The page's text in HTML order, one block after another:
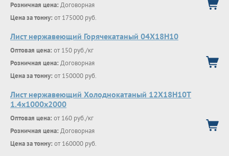
Розничная цена: Договорная
Цена за тонну: от 175000 руб.
Лист нержавеющий Горячекатаный 04X18H10
Оптовая цена: от 150 руб./кг
Розничная цена: Договорная
Цена за тонну: от 150000 руб.
Лист нержавеющий Холоднокатаный 12Х18Н10Т
1.4х1000х2000
Оптовая цена: от 160 руб./кг
Розничная цена: Договорная
Цена за тонну: от 160000 руб.